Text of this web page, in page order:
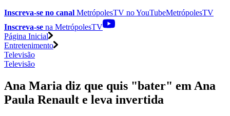
Inscreva-se no canal MetrópolesTV noYouTubeMetrópolesTV
Inscreva-se na MetrópolesTV
Página Inicial
Entretenimento
Televisão
Televisão
Ana Maria diz que quis "bater" em Ana
Paula Renault e leva invertida